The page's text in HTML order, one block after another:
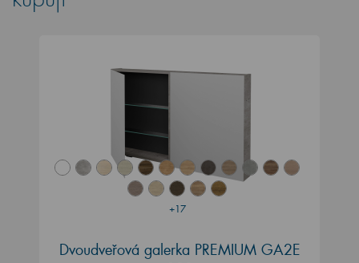
+17
Dvoudveřová galerka PREMIUM GA2E